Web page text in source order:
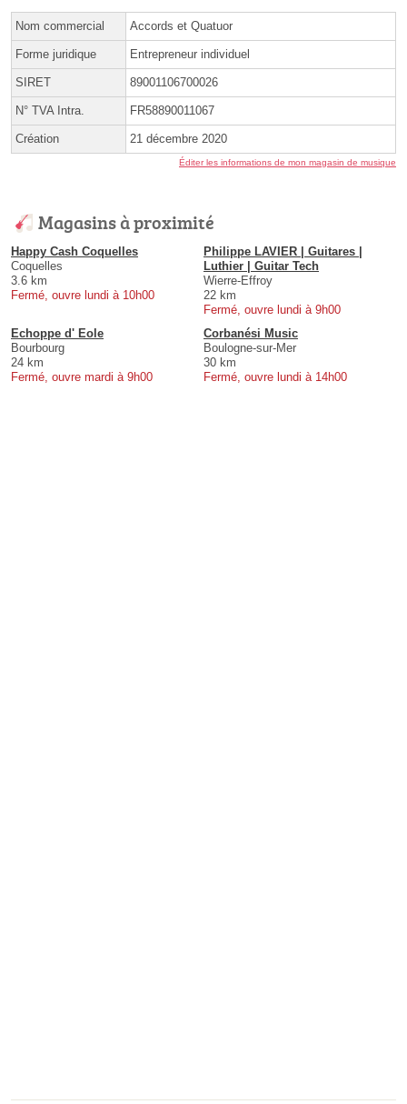
Nom commercial Accords et Quatuor
Forme juridique Entrepreneur individuel
SIRET 89001106700026
N° TVA Intra. FR58890011067
Création 21 décembre 2020
Éditer les informations de mon magasin de musique
Magasins à proximité
Happy Cash Coquelles
Coquelles
3.6 km
Fermé, ouvre lundi à 10h00
Philippe LAVIER | Guitares |
Luthier | Guitar Tech
Wierre-Effroy
22 km
Fermé, ouvre lundi à 9h00
Echoppe d' Eole
Bourbourg
24 km
Fermé, ouvre mardi à 9h00
Corbanési Music
Boulogne-sur-Mer
30 km
Fermé, ouvre lundi à 14h00